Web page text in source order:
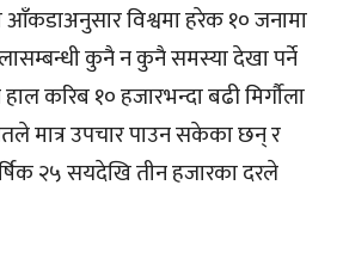
आँकडाअनुसार विश्वमा हरेक १० जनामा
कुनै न कुनै समस्या देखा पर्ने
करिब १० हजारभन्दा बढी मिर्गौला
मात्र उपचार पाउन सकेका छन् र
२५ सयदेखि तीन हजारका दरले